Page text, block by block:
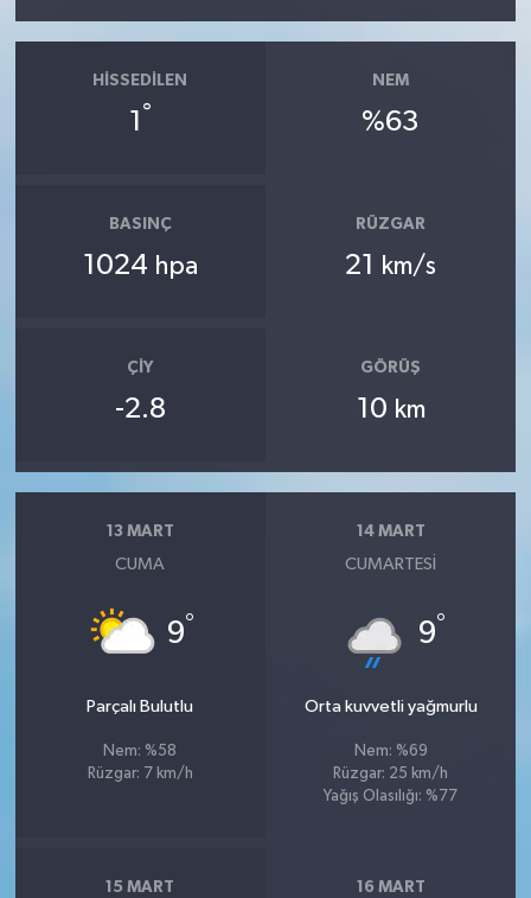
HISSEDILEN
1 °
NEM
%63
BASINÇ
1024 hpa
RÜZGAR
21 km/s
ÇIY
-2.8
GÖRÜŞ
10 km
13 MART
CUMA
9°
Parçalı Bulutlu
Nem: %58
Rüzgar: 7 km/h
14 MART
CUMARTESI
9°
Orta kuvvetli yağmurlu
Nem: %69
Rüzgar: 25 km/h
Yağış Olasılığı: %77
15 MART 16 MART